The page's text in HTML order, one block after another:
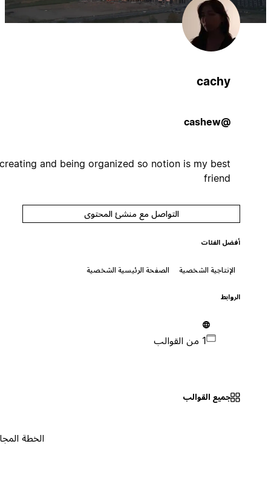
cachy
i like creating and being organized so notion is my best
friend
التواصل مع منشئ المحتوى
أفضل الفئات
الإنتاجية الشخصية الصفحة الرئيسية الشخصية
جميع القوالب
الخطة المجانية ٠